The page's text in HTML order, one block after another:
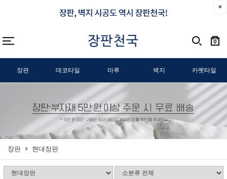
0
장판 데코타일 마루 벽지 카펫타일
장판 현대장판